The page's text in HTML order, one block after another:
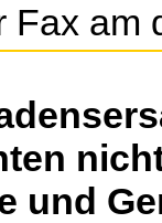
Fax am
und